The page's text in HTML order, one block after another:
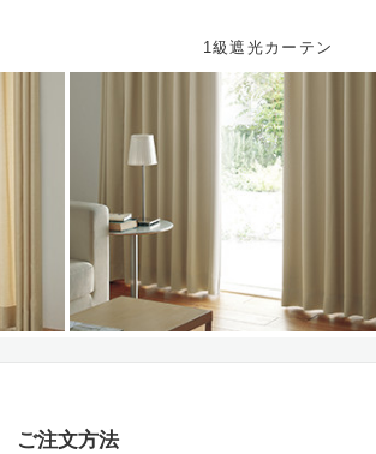
ご注文方法
1級遮光カーテン